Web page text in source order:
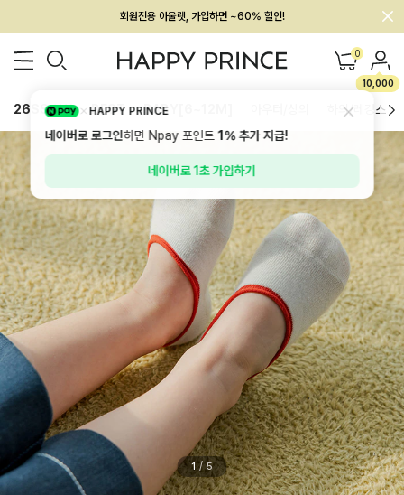
회원전용 아울렛, 가입하면 ~60% 할인!
멤버십 최대 28,000원 혜택 0
10,000
26SS 신상 BEST BABY[6~12M] 하의/레깅스
1 / 5
HAPPY PRINCE
네이버로 로그인하면 Npay 포인트1%추가 지급!
네이버로 1초 가입하기